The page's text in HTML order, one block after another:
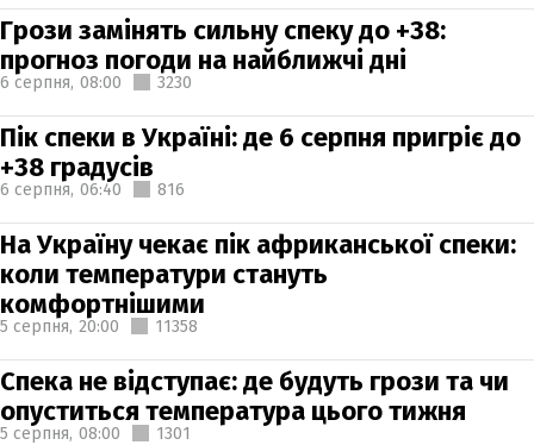
Грози замінять сильну спеку до +38:
прогноз погоди на найближчі дні
6 серпня, 08:00 3230
Пік спеки в Україні: де 6 серпня пригріє до
+38 градусів
6 серпня, 06:40 816
На Україну чекає пік африканської спеки:
коли температури стануть
комфортнішими
5 серпня, 20:00 11358
Спека не відступає: де будуть грози та чи
опуститься температура цього тижня
5 серпня, 08:00 1301